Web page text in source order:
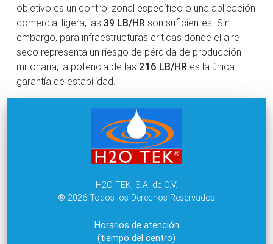
objetivo es un control zonal específico o una aplicación
comercial ligera, las 39 LB/HR son suficientes. Sin
embargo, para infraestructuras críticas donde el aire
seco representa un riesgo de pérdida de producción
millonaria, la potencia de las 216 LB/HR es la única
garantía de estabilidad.
H2O TEK, S.A. de C.V.
® 2026 Todos los Derechos Reservados
Horarios de atención
(tiempo del centro)